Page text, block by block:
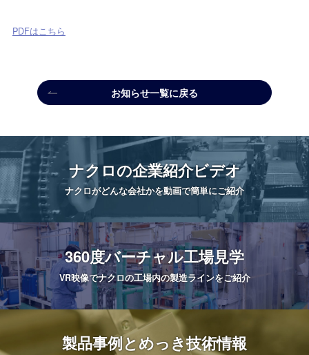
PDFはこちら
お知らせ一覧に戻る
ナクロの企業紹介ビデオ
ナクロがどんな会社かを動画で簡単にご紹介
360度バーチャル工場見学
VR映像でナクロの工場内の製造ラインをご紹介
製品事例とめっき技術情報